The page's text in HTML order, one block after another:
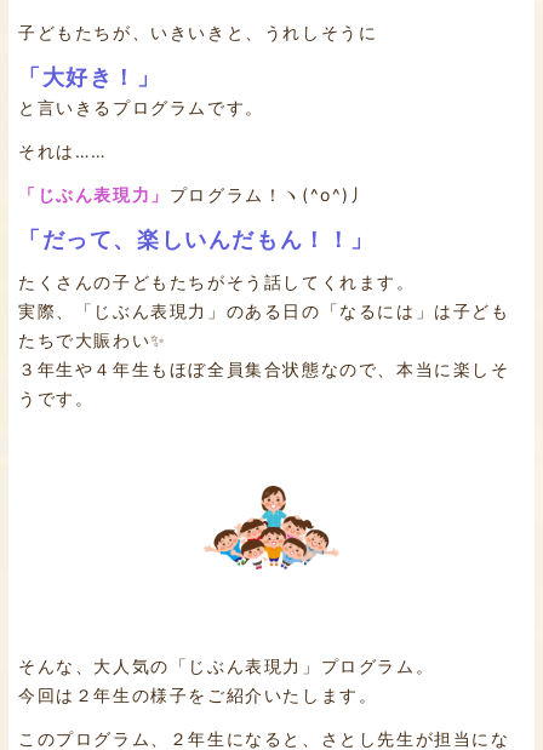
子どもたちが、いきいきと、うれしそうに
「大好き！」
と言いきるプログラムです。
それは……
「じぶん表現力」 プログラム！ヽ(^o^)丿
「だって、楽しいんだもん！！」
たくさんの子どもたちがそう話してくれます。
実際、「じぶん表現力」のある日の「なるには」は子ども
たちで大賑わい✨
３年生や４年生もほぼ全員集合状態なので、本当に楽しそ
うです。
そんな、大人気の「じぶん表現力」プログラム。
今回は２年生の様子をご紹介いたします。
このプログラム、２年生になると、さとし先生が担当にな